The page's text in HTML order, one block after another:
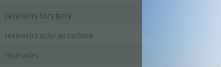
réservoirs hors terre
réservoirs acier au carbone
réservoirs
REJOIGNEZ LA
D'EMILIANA